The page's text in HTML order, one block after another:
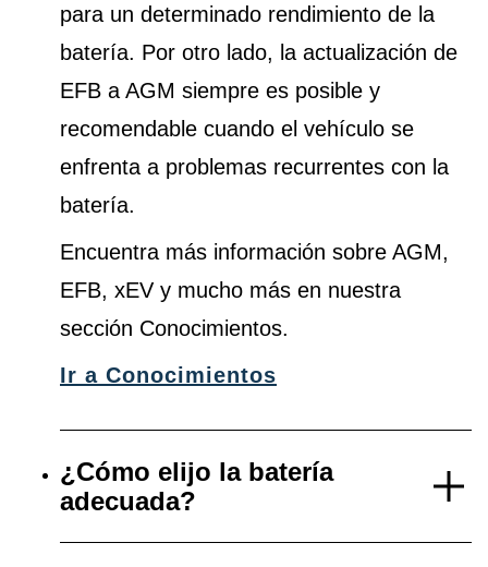
para un determinado rendimiento de la
batería. Por otro lado, la actualización de
EFB a AGM siempre es posible y
recomendable cuando el vehículo se
enfrenta a problemas recurrentes con la
batería.
Encuentra más información sobre AGM,
EFB, xEV y mucho más en nuestra
sección Conocimientos.
Ir a Conocimientos
¿Cómo elijo la batería
adecuada?